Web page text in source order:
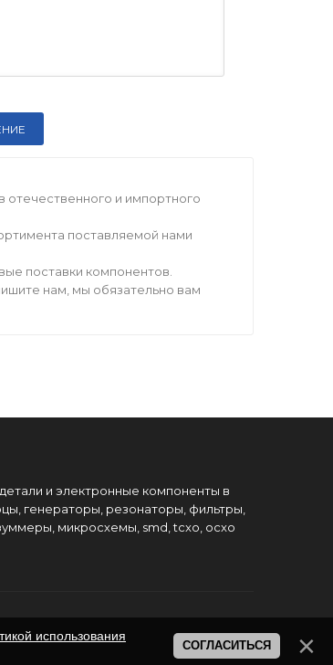
и импортного
поставляемой нами
поставки компонентов.
нам, мы обязательно вам
и электронные компоненты в
генераторы, резонаторы, фильтры,
микросхемы, smd, tcxo, ocxo
использования
СОГЛАСИТЬСЯ